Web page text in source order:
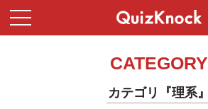
CATEGORY
カテゴリ『理系』